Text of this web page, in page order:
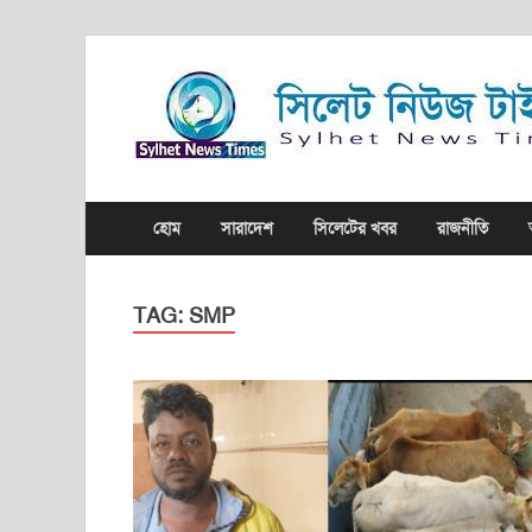
হোম সারাদেশ সিলেটের খবর রাজনীতি
TAG: SMP